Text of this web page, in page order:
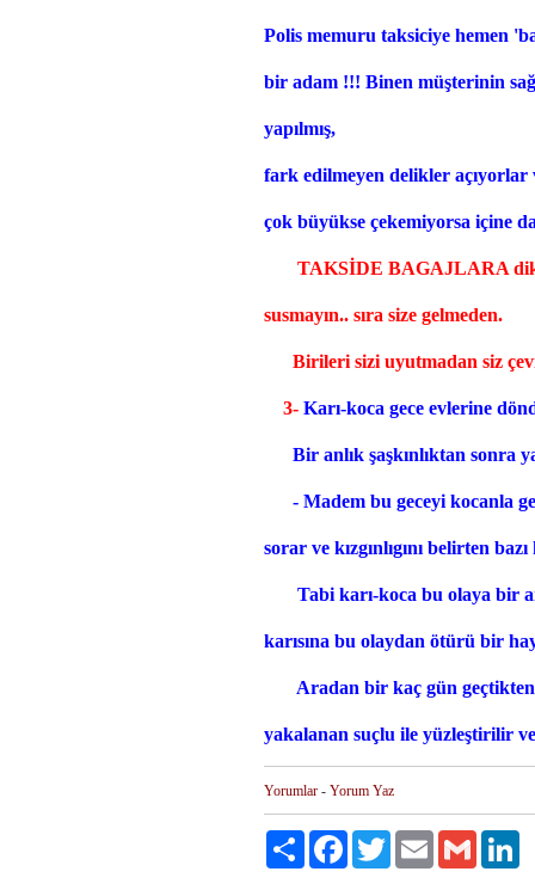
Polis memuru taksiciye hemen
bir adam !!! Binen müşterinin
yapılmış,
fark edilmeyen delikler
çok büyükse çekemiyorsa içine
TAKSİDE BAGAJLARA
susmayın.. sıra size gelmeden.
Birileri sizi uyutmadan siz
3- Karı-koca gece evlerine
Bir anlık şaşkınlıktan sonra
- Madem bu geceyi kocanla
sorar ve kızgınlıgını belirten
Tabi karı-koca bu olaya bir
karısına bu olaydan ötürü bir
Aradan bir kaç gün geçtikten
yakalanan suçlu ile yüzleştirilir ve
Yorumlar - Yorum Yaz
Paylaş FacebookTwitter Email Gmail